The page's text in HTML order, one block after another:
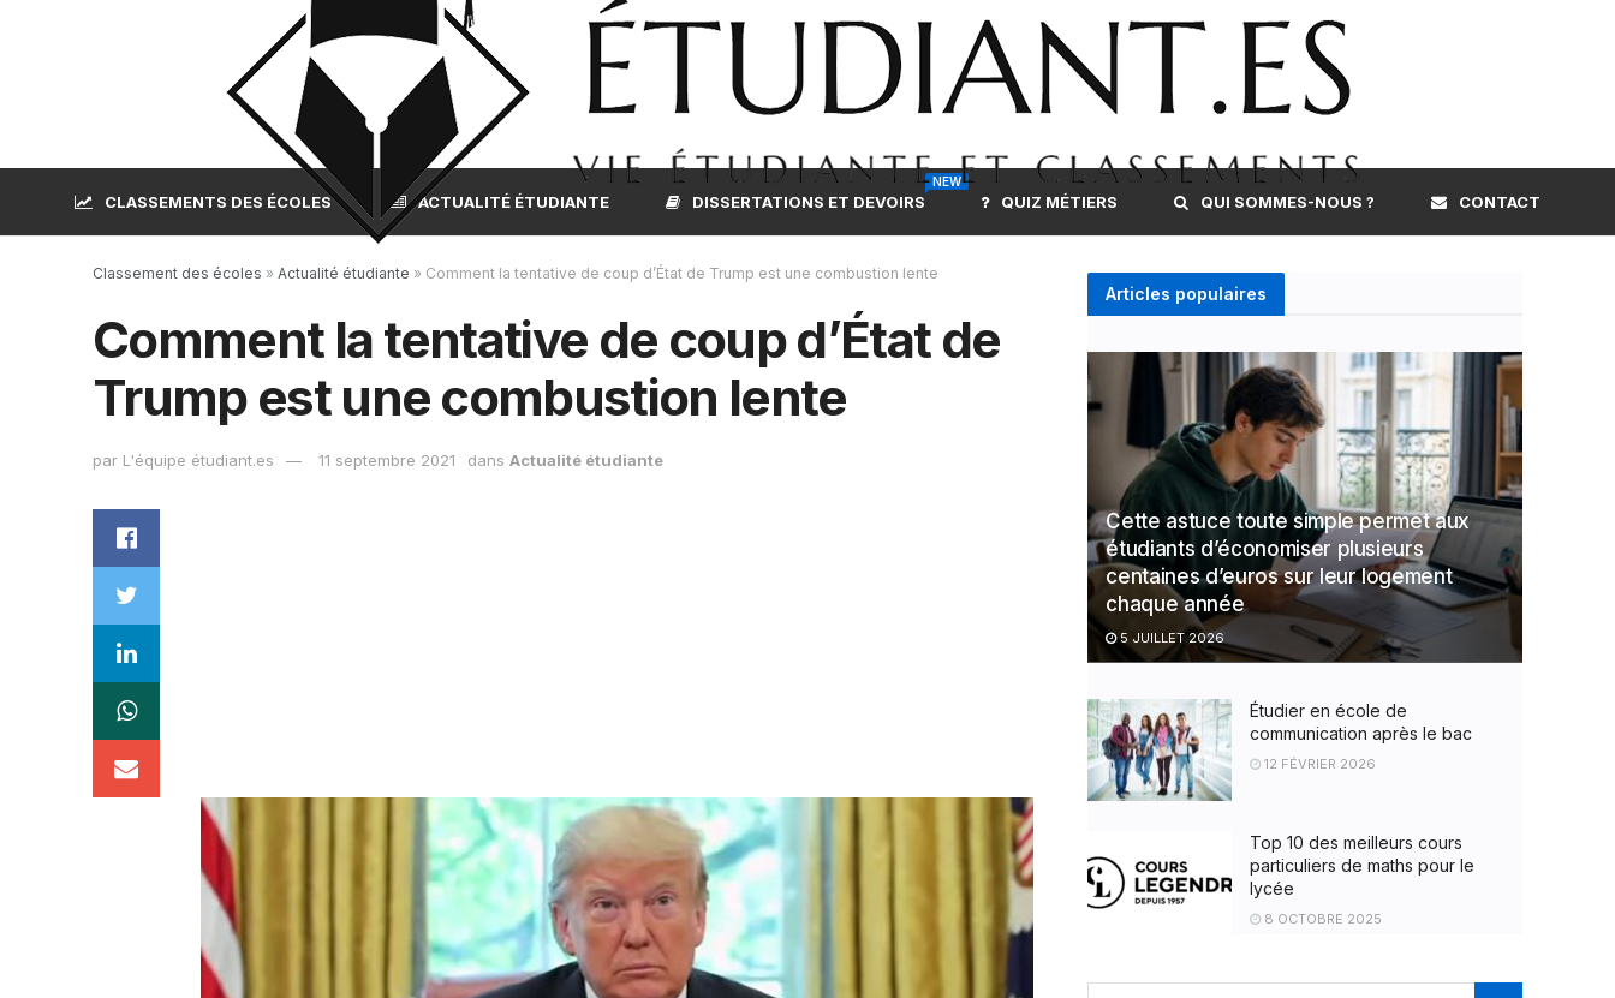
CLASSEMENTS DES ÉCOLES ACTUALITÉ ÉTUDIANTE DISSERTATIONS ET DEVOIRS
NEW
QUIZ MÉTIERS QUI SOMMES-NOUS ? CONTACT
Classement des écoles » Actualité étudiante » Comment la tentative de coup d’État de Trump est une combustion lente
Comment la tentative de coup d’État de
Trump est une combustion lente
par L'équipe étudiant.es 11 septembre 2021 dans Actualité étudiante
Articles populaires
Cette astuce toute simple permet aux
étudiants d’économiser plusieurs
centaines d’euros sur leur logement
chaque année
5 JUILLET 2026
Étudier en école de
communication après le bac
12 FÉVRIER 2026
Top 10 des meilleurs cours
particuliers de maths pour le
lycée
8 OCTOBRE 2025